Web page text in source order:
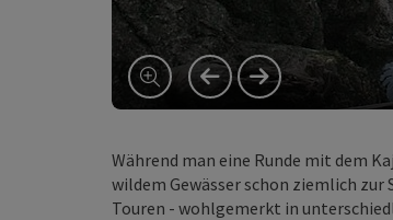
vorheriges
nächstes
Während man eine Runde mit dem
wildem Gewässer schon ziemlich zur
Touren - wohlgemerkt in